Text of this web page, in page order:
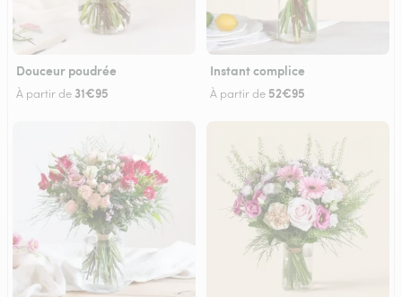
Douceur poudrée
À partir de 31€95
Instant complice
À partir de 52€95